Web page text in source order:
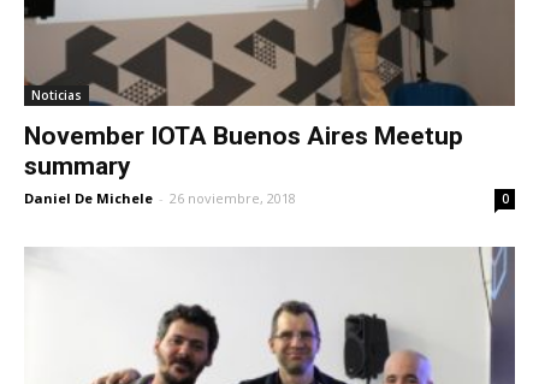
Noticias
November IOTA Buenos Aires Meetup
summary
Daniel De Michele - 26 noviembre, 2018 0